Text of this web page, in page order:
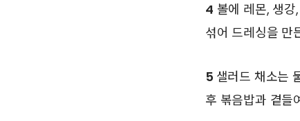
4 볼에 레몬, 생
섞어 드레싱을 만
5 샐러드 채소는
후 볶음밥과 곁들